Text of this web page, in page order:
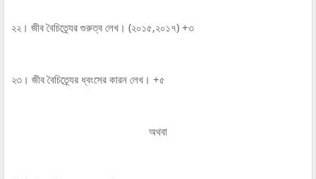
২২। জীব বৈচিত্র্যের গুরুত্ব লেখ। (২০১৫,২০১৭) +৩
২৩। জীব বৈচিত্র্যের ধ্বংসের কারন লেখ। +৫
অথবা